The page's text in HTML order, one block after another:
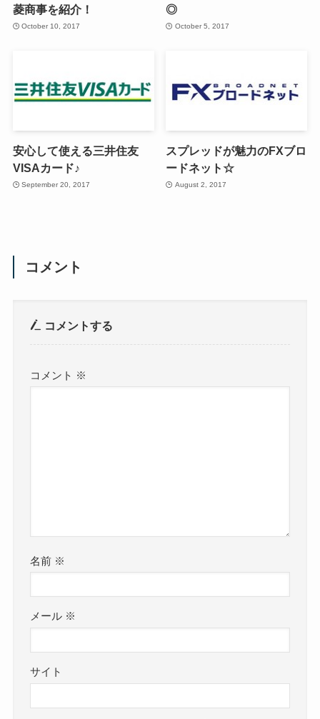
菱商事を紹介！
October 10, 2017
◎
October 5, 2017
安心して使える三井住友
VISAカード♪
September 20, 2017
スプレッドが魅力のFXブロ
ードネット☆
August 2, 2017
コメント
コメントする
コメント ※
名前 ※
メール ※
サイト